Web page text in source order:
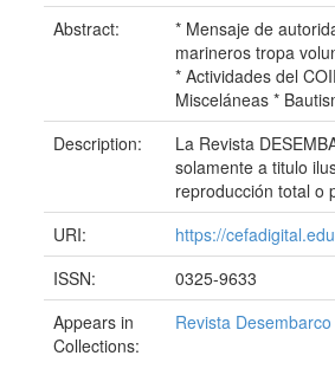
Abstract:
* Mensaje de
marineros tropa
* Actividades del
Misceláneas *
Description:
La Revista
solamente a titulo
reproducción total o
URI:
https://
ISSN:
0325-9633
Appears in
Collections:
Revista Desembarco